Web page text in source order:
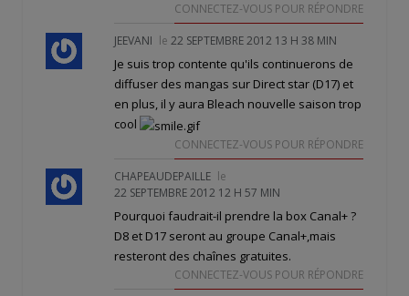
CONNECTEZ-VOUS POUR RÉPONDRE
JEEVANI le 22 SEPTEMBRE 2012 13 H 38 MIN
Je suis trop contente qu'ils continuerons de
diffuser des mangas sur Direct star (D17) et
en plus, il y aura Bleach nouvelle saison trop
cool
CONNECTEZ-VOUS POUR RÉPONDRE
CHAPEAUDEPAILLE le
22 SEPTEMBRE 2012 12 H 57 MIN
Pourquoi faudrait-il prendre la box Canal+ ?
D8 et D17 seront au groupe Canal+,mais
resteront des chaînes gratuites.
CONNECTEZ-VOUS POUR RÉPONDRE